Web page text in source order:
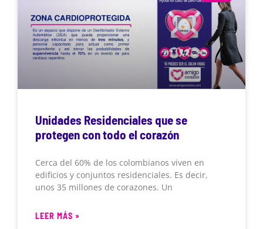
Unidades Residenciales que se
protegen con todo el corazón
Cerca del 60% de los colombianos viven en
edificios y conjuntos residenciales. Es decir,
unos 35 millones de corazones. Un
LEER MÁS »